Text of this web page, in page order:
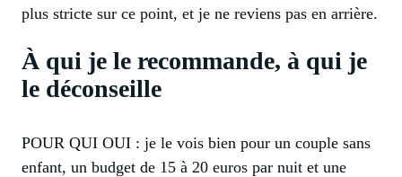
plus stricte sur ce point, et je ne reviens pas en arrière.
À qui je le recommande, à qui je
le déconseille
POUR QUI OUI : je le vois bien pour un couple sans
enfant, un budget de 15 à 20 euros par nuit et une